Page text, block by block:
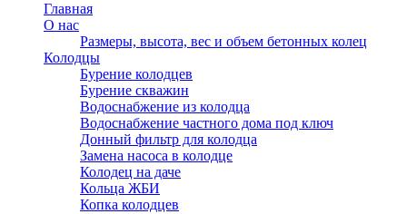
Главная
О нас
Размеры, высота, вес и объем бетонных колец
Колодцы
Бурение колодцев
Бурение скважин
Водоснабжение из колодца
Водоснабжение частного дома под ключ
Донный фильтр для колодца
Замена насоса в колодце
Колодец на даче
Кольца ЖБИ
Копка колодцев